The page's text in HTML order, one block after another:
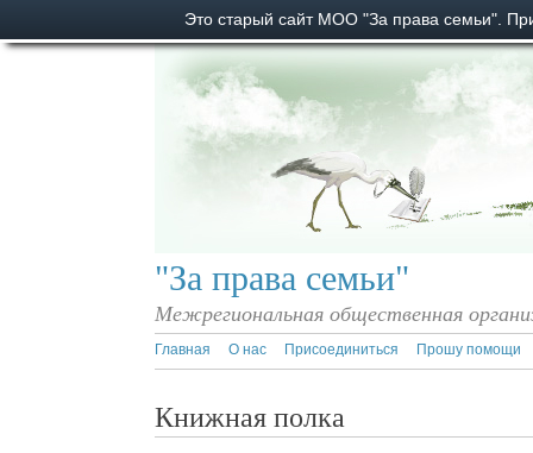
Это старый сайт МОО "За права семьи".
"За права семьи"
Межрегиональная общественная
Главная О нас Присоединиться Прошу помощи
Книжная полка